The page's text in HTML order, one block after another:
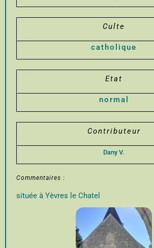
Culte
catholique
Etat
normal
Contributeur
Dany V.
Commentaires :
située à Yèvres le Chatel